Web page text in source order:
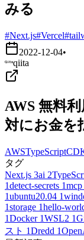
みる
#Next.js#Vercel
2022-12-04•
qiita
AWS 無料
対にお金を
AWSTypeScript
タグ
Next.js 3ai 2
1detect-secrets 1mcp
1ubuntu20.04 1
1storage 1hello-
1Docker 1WSL2 1
スト 1Dredd 1